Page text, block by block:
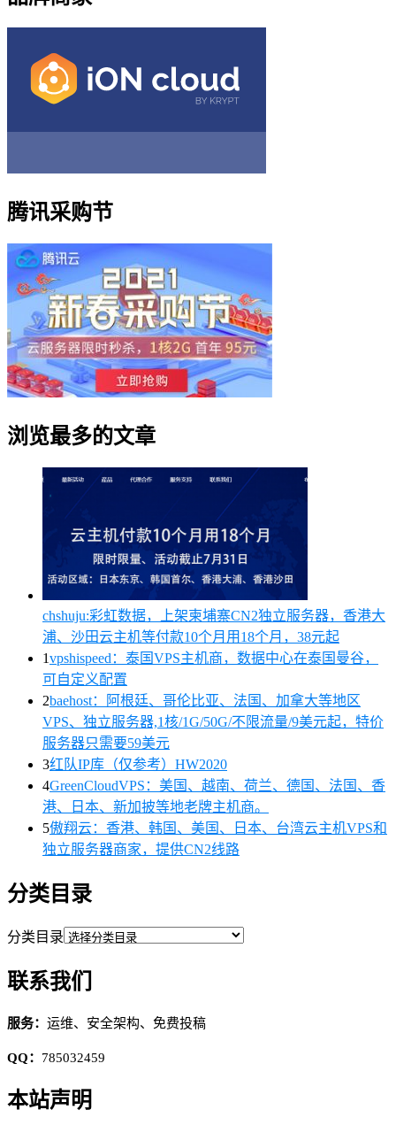
腾讯采购节
浏览最多的文章
chshuju:彩虹数据，上架柬埔寨CN2独立服务器，香港大
浦、沙田云主机等付款10个月用18个月，38元起
1vpshispeed：泰国VPS主机商，数据中心在泰国曼谷，
可自定义配置
2baehost：阿根廷、哥伦比亚、法国、加拿大等地区
VPS、独立服务器,1核/1G/50G/不限流量/9美元起，特价
服务器只需要59美元
3红队IP库（仅参考）HW2020
4GreenCloudVPS：美国、越南、荷兰、德国、法国、香
港、日本、新加披等地老牌主机商。
5傲翔云：香港、韩国、美国、日本、台湾云主机VPS和
独立服务器商家，提供CN2线路
分类目录
分类目录
联系我们
服务： 运维、安全架构、免费投稿
QQ： 785032459
本站声明